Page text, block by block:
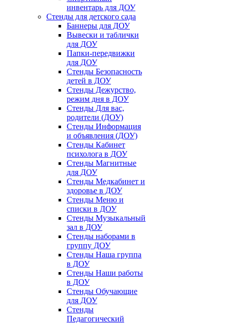
инвентарь для ДОУ
Стенды для детского сада
Баннеры для ДОУ
Вывески и таблички
для ДОУ
Папки-передвижки
для ДОУ
Стенды Безопасность
детей в ДОУ
Стенды Дежурство,
режим дня в ДОУ
Стенды Для вас,
родители (ДОУ)
Стенды Информация
и объявления (ДОУ)
Стенды Кабинет
психолога в ДОУ
Стенды Магнитные
для ДОУ
Стенды Медкабинет и
здоровье в ДОУ
Стенды Меню и
списки в ДОУ
Стенды Музыкальный
зал в ДОУ
Стенды наборами в
группу ДОУ
Стенды Наша группа
в ДОУ
Стенды Наши работы
в ДОУ
Стенды Обучающие
для ДОУ
Стенды
Педагогический